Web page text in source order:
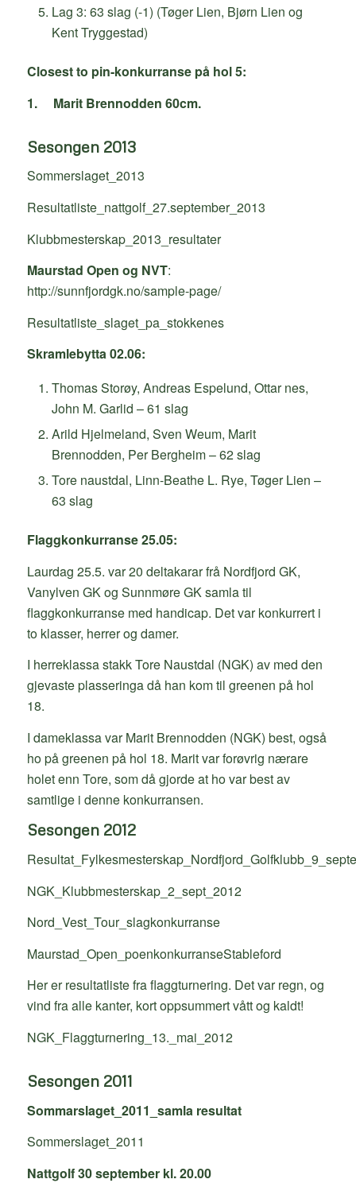
Lag 3: 63 slag (-1) (Tøger Lien, Bjørn Lien og
Kent Tryggestad)
Closest to pin-konkurranse på hol 5:
1. Marit Brennodden 60cm.
Sesongen 2013
Sommerslaget_2013
Resultatliste_nattgolf_27.september_2013
Klubbmesterskap_2013_resultater
Maurstad Open og NVT:
http://sunnfjordgk.no/sample-page/
Resultatliste_slaget_pa_stokkenes
Skramlebytta 02.06:
Thomas Storøy, Andreas Espelund, Ottar nes,
John M. Garlid – 61 slag
Arild Hjelmeland, Sven Weum, Marit
Brennodden, Per Bergheim – 62 slag
Tore naustdal, Linn-Beathe L. Rye, Tøger Lien –
63 slag
Flaggkonkurranse 25.05:
Laurdag 25.5. var 20 deltakarar frå Nordfjord GK,
Vanylven GK og Sunnmøre GK samla til
flaggkonkurranse med handicap. Det var konkurrert i
to klasser, herrer og damer.
I herreklassa stakk Tore Naustdal (NGK) av med den
gjevaste plasseringa då han kom til greenen på hol
18.
I dameklassa var Marit Brennodden (NGK) best, også
ho på greenen på hol 18. Marit var forøvrig nærare
holet enn Tore, som då gjorde at ho var best av
samtlige i denne konkurransen.
Sesongen 2012
NGK_Klubbmesterskap_2_sept_2012
Nord_Vest_Tour_slagkonkurranse
Maurstad_Open_poenkonkurranseStableford
Her er resultatliste fra flaggturnering. Det var regn, og
vind fra alle kanter, kort oppsummert vått og kaldt!
NGK_Flaggturnering_13._mai_2012
Sesongen 2011
Sommarslaget_2011_samla resultat
Sommerslaget_2011
Nattgolf 30 september kl. 20.00